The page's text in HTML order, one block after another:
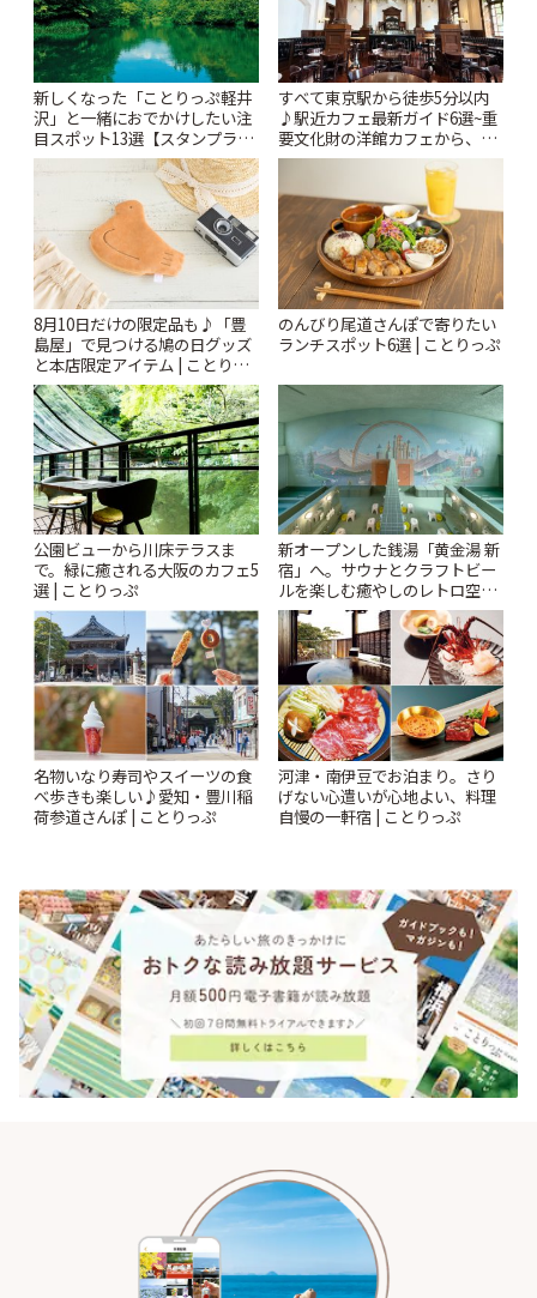
新しくなった「ことりっぷ軽井
沢」と一緒におでかけしたい注
目スポット13選【スタンプラリ
ー開催中】 | ことりっぷ
すべて東京駅から徒歩5分以内
♪駅近カフェ最新ガイド6選~重
要文化財の洋館カフェから、改
札すぐのレトロ喫茶まで~ | こと
8月10日だけの限定品も♪「豊
島屋」で見つける鳩の日グッズ
と本店限定アイテム | ことりっ
ぷ
のんびり尾道さんぽで寄りたい
ランチスポット6選 | ことりっぷ
公園ビューから川床テラスま
で。緑に癒される大阪のカフェ5
選 | ことりっぷ
新オープンした銭湯「黄金湯 新
宿」へ。サウナとクラフトビー
ルを楽しむ癒やしのレトロ空間
| ことりっぷ
名物いなり寿司やスイーツの食
べ歩きも楽しい♪愛知・豊川稲
荷参道さんぽ | ことりっぷ
河津・南伊豆でお泊まり。さり
げない心遣いが心地よい、料理
自慢の一軒宿 | ことりっぷ